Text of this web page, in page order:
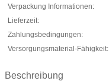
Verpackung Informationen:
Lieferzeit:
Zahlungsbedingungen:
Versorgungsmaterial-Fähigkeit:
Beschreibung